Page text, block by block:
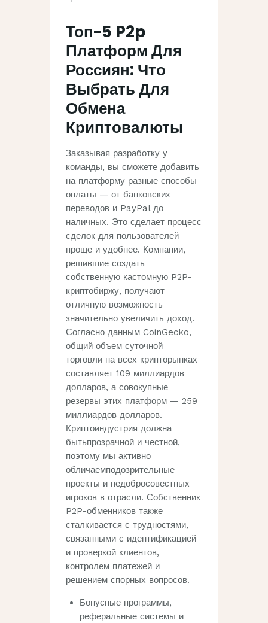
Топ-5 P2p
Платформ Для
Россиян: Что
Выбрать Для
Обмена
Криптовалюты
Заказывая разработку у
команды, вы сможете добавить
на платформу разные способы
оплаты — от банковских
переводов и PayPal до
наличных. Это сделает процесс
сделок для пользователей
проще и удобнее. Компании,
решившие создать
собственную кастомную P2P-
криптобиржу, получают
отличную возможность
значительно увеличить доход.
Согласно данным CoinGecko,
общий объем суточной
торговли на всех крипторынках
составляет 109 миллиардов
долларов, а совокупные
резервы этих платформ — 259
миллиардов долларов.
Криптоиндустрия должна
бытьпрозрачной и честной,
поэтому мы активно
обличаемподозрительные
проекты и недобросовестных
игроков в отрасли. Собственник
P2P-обменников также
сталкивается с трудностями,
связанными с идентификацией
и проверкой клиентов,
контролем платежей и
решением спорных вопросов.
Бонусные программы,
реферальные системы и